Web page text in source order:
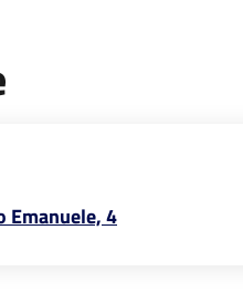
Emanuele, 4